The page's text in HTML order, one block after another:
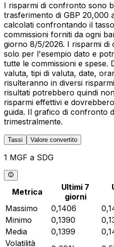
I risparmi di confronto sono
trasferimento di GBP 20,000
calcolati confrontando il
commissioni forniti da ogni
giorno 8/5/2026. I risparmi
solo per l'esempio dato e
tutte le commissioni e spese.
valuta, tipi di valuta, date,
risulteranno in diversi
risultati potrebbero quindi
risparmi effettivi e
guida. Il grafico di confronto
trimestralmente.
Tassi Valore convertito
1 MGF a SDG
Metrica
Ultimi 7
giorni
Massimo
0,1406
Minimo
0,1390
Media
0,1399
Volatilità